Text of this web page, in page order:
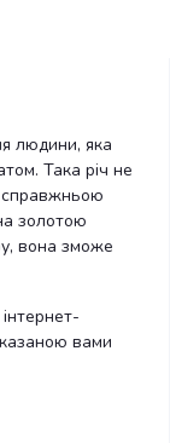
людини, яка
Така річ не
справжньою
золотою
вона зможе
вами